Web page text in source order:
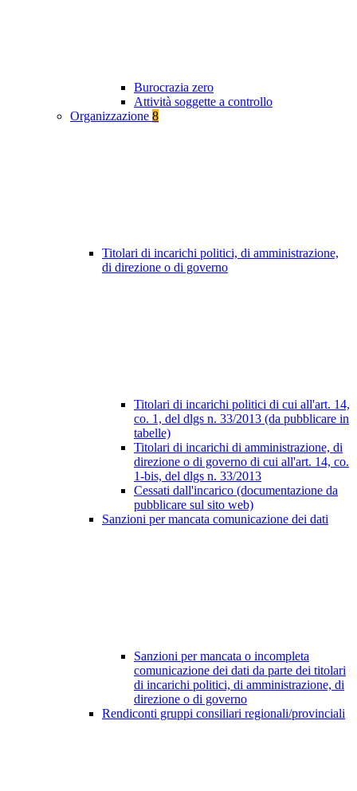
Burocrazia zero
Attività soggette a controllo
Organizzazione 8
Titolari di incarichi politici, di amministrazione,
di direzione o di governo
Titolari di incarichi politici di cui all'art. 14,
co. 1, del dlgs n. 33/2013 (da pubblicare in
tabelle)
Titolari di incarichi di amministrazione, di
direzione o di governo di cui all'art. 14, co.
1-bis, del dlgs n. 33/2013
Cessati dall'incarico (documentazione da
pubblicare sul sito web)
Sanzioni per mancata comunicazione dei dati
Sanzioni per mancata o incompleta
comunicazione dei dati da parte dei titolari
di incarichi politici, di amministrazione, di
direzione o di governo
Rendiconti gruppi consiliari regionali/provinciali